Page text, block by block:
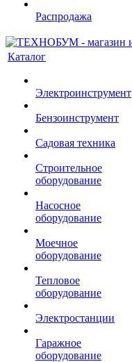
Распродажа
Каталог
Электроинструмент
Бензоинструмент
Садовая техника
Строительное
оборудование
Насосное
оборудование
Моечное
оборудование
Тепловое
оборудование
Электростанции
Гаражное
оборудование